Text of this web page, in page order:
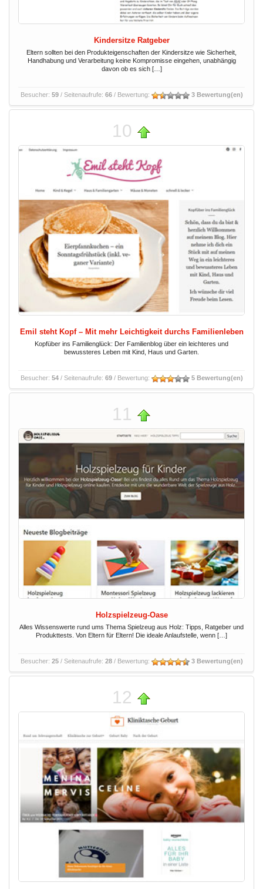
Kindersitze Ratgeber
Eltern sollten bei den Produkteigenschaften der Kindersitze wie Sicherheit,
Handhabung und Verarbeitung keine Kompromisse eingehen, unabhängig
davon ob es sich […]
Besucher: 59/ Seitenaufrufe: 66/ Bewertung: 3 Bewertung(en)
10
Emil steht Kopf – Mit mehr Leichtigkeit durchs Familienleben
Kopfüber ins Familienglück: Der Familienblog über ein leichteres und
bewussteres Leben mit Kind, Haus und Garten.
Besucher: 54/ Seitenaufrufe: 69/ Bewertung: 5 Bewertung(en)
11
Holzspielzeug-Oase
Alles Wissenswerte rund ums Thema Spielzeug aus Holz: Tipps, Ratgeber und
Produkttests. Von Eltern für Eltern! Die ideale Anlaufstelle, wenn […]
Besucher: 25/ Seitenaufrufe: 28/ Bewertung: 3 Bewertung(en)
12